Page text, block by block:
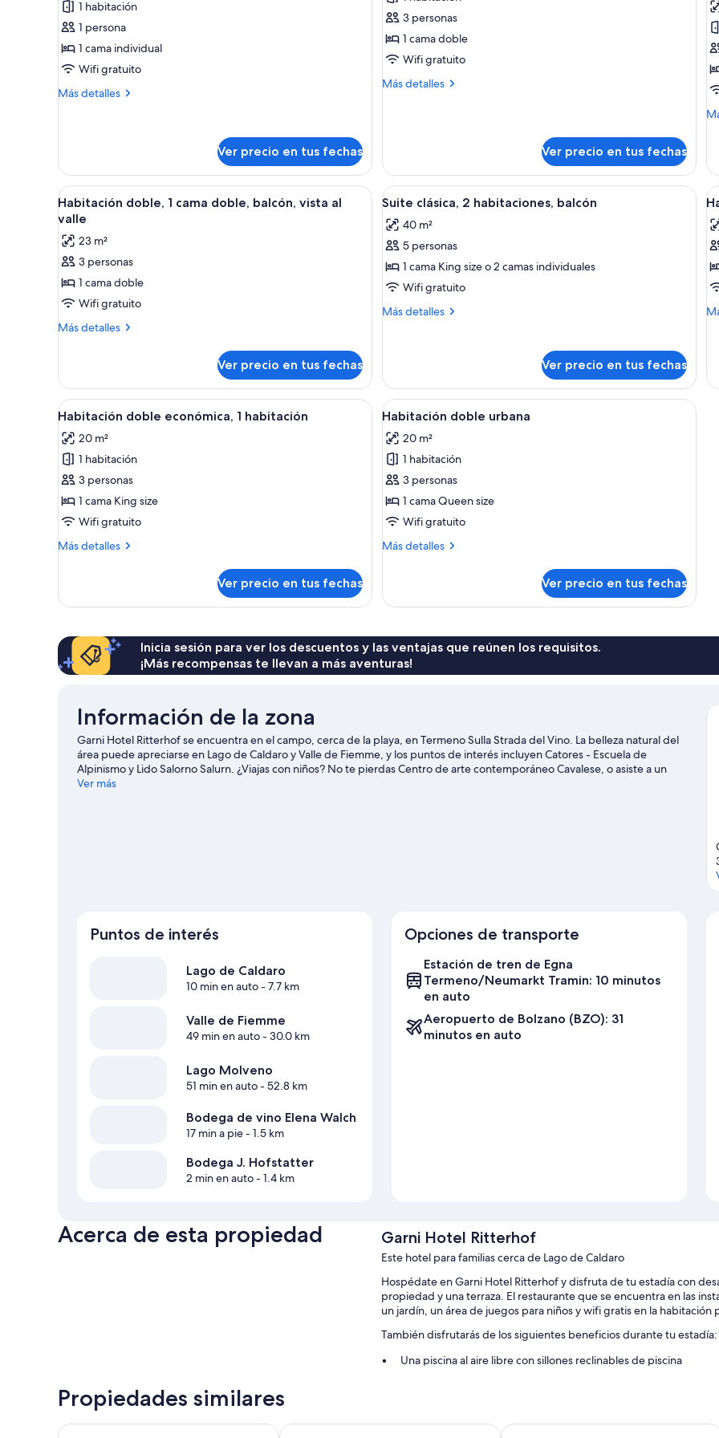
Habitación
individual
(Budget)
1 habitación
1 persona
1 cama individual
Wifi gratuito
Más detalles
Más
(Budget)
Ver precio en tus fechas
Habitación
doble,
balcón
3 personas
1 cama doble
Wifi gratuito
Más detalles
Más
Ver precio en tus fechas
1
1
Ver
todas
las
fotos
de
Habitación
doble,
1
balcón,
vista
al
valle
Una habitación de hotel moderna con cama, escritorio, silla, televisor y perchero con zapatos.
17
Habitación doble, 1 cama doble, balcón, vista al
valle
23 m²
3 personas
1 cama doble
Wifi gratuito
Más detalles
Más
doble,
cama
balcón,
vista
al
valle
Ver precio en tus fechas
Ver
todas
las
fotos
de
Suite
clásica,
Una habitación de hotel moderna
16
Suite clásica, 2 habitaciones, balcón
40 m²
5 personas
1 cama King size o 2 camas individuales
Wifi gratuito
Más detalles
Más
2
habitaciones,
balcón
Ver precio en tus fechas
Ver
todas
las
fotos
de
Habitación
doble
1
Habitación de hotel con cama, dos lámparas de noche, mesita de noche, espejo en la pared y ventana con
10
Habitación doble económica, 1 habitación
20 m²
1 habitación
3 personas
1 cama King size
Wifi gratuito
Más detalles
Más
doble
habitación
Ver precio en tus fechas
Ver
todas
las
fotos
de
Habitación
doble
Un lavamanos con grifo cromado, un
6
Habitación doble urbana
20 m²
1 habitación
3 personas
1 cama Queen size
Wifi gratuito
Más detalles
Más
doble
Ver precio en tus fechas
Inicia sesión para ver los descuentos y las ventajas que reúnen los requisitos.
¡Más recompensas te llevan a más aventuras!
Información de la zona
Garni Hotel Ritterhof se encuentra en el campo, cerca de la playa, en Termeno Sulla Strada del Vino. La belleza natural del
área puede apreciarse en Lago de Caldaro y Valle de Fiemme, y los puntos de interés incluyen Catores - Escuela de
Alpinismo y Lido Salorno Salurn. ¿Viajas con niños? No te pierdas Centro de arte contemporáneo Cavalese, o asiste a un
evento o partido en Palaonda (estadio). Las actividades como windsurf ofrecen una gran oportunidad de disfrutar del
Ver más
Puntos de interés
Lago de Caldaro
10 min en auto- 7.7 km
Valle de Fiemme
49 min en auto- 30.0 km
Lago Molveno
51 min en auto- 52.8 km
Bodega de vino Elena Walch
17 min a pie- 1.5 km
Bodega J. Hofstatter
2 min en auto- 1.4 km
Opciones de transporte
Estación de tren de Egna
Termeno/Neumarkt Tramin: 10 minutos
en auto
Aeropuerto de Bolzano (BZO): 31
minutos en auto
Acerca de esta propiedad Garni Hotel Ritterhof
Este hotel para familias cerca de Lago de Caldaro
Hospédate en Garni Hotel Ritterhof y disfruta de tu estadía con
propiedad y una terraza. El restaurante que se encuentra en las
un jardín, un área de juegos para niños y wifi gratis en la habitación
También disfrutarás de los siguientes beneficios durante tu estadía:
Una piscina al aire libre con sillones reclinables de piscina
Resguardo de equipaje, asistencia turística y para la compra
Propiedades similares
Vineus Steiner Ideal Park